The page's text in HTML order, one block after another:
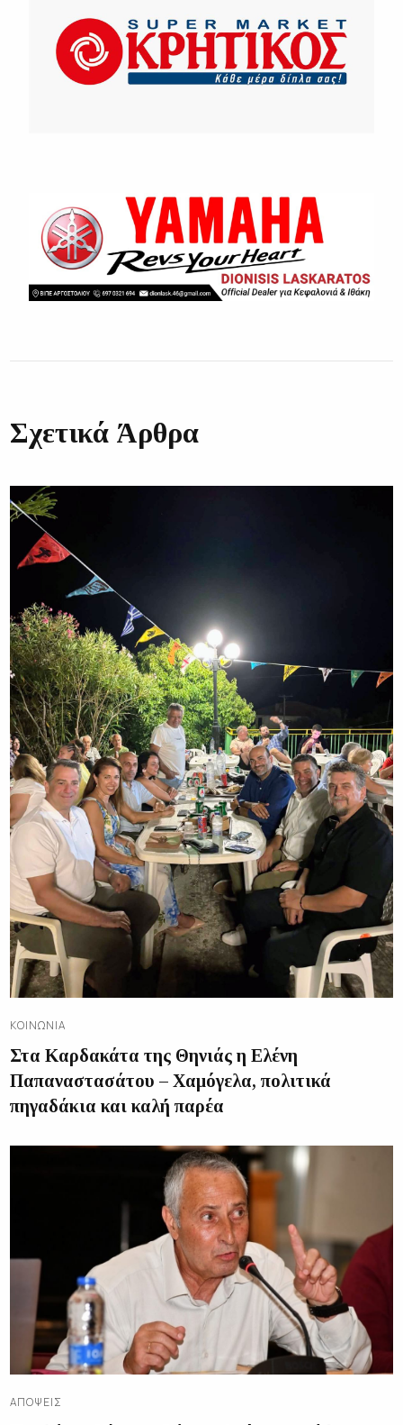
Σχετικά Άρθρα
ΚΟΙΝΩΝΊΑ
Στα Καρδακάτα της Θηνιάς η Ελένη
Παπαναστασάτου – Χαμόγελα, πολιτικά
πηγαδάκια και καλή παρέα
ΑΠΌΨΕΙΣ